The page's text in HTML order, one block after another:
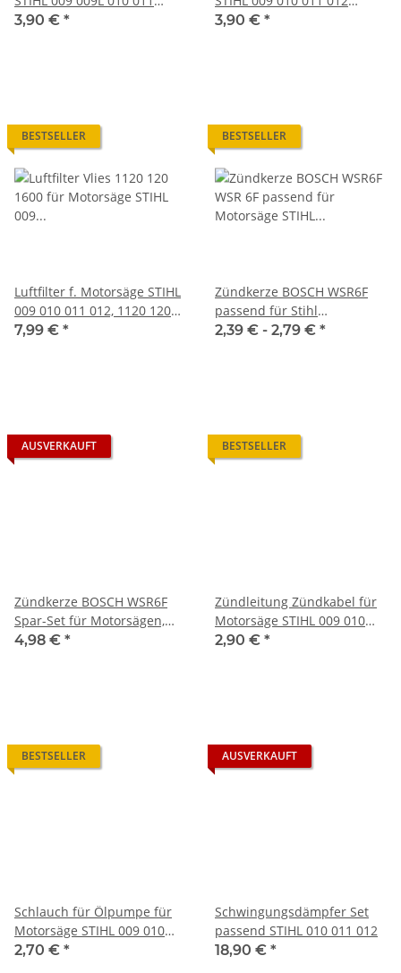
Motorsäge Kettensäge
3,90 € *
Motorsäge Kettensäge
3,90 € *
BESTSELLER
Luftfilter f. Motorsäge STIHL
009 010 011 012, 1120 120
1600 / 11201201600
7,99 € *
BESTSELLER
Zündkerze BOSCH WSR6F
passend für Stihl
Kettensäge Motorsäge
2,39 € - 2,79 € *
AUSVERKAUFT
Zündkerze BOSCH WSR6F
Spar-Set für Motorsägen,
Freischneider,
4,98 € *
BESTSELLER
Zündleitung Zündkabel für
Motorsäge STIHL 009 010
011 012 Kettensäge
2,90 € *
BESTSELLER
Schlauch für Ölpumpe für
Motorsäge STIHL 009 010
011 012 Kettensäge
2,70 € *
AUSVERKAUFT
Schwingungsdämpfer Set
passend STIHL 010 011 012
18,90 € *